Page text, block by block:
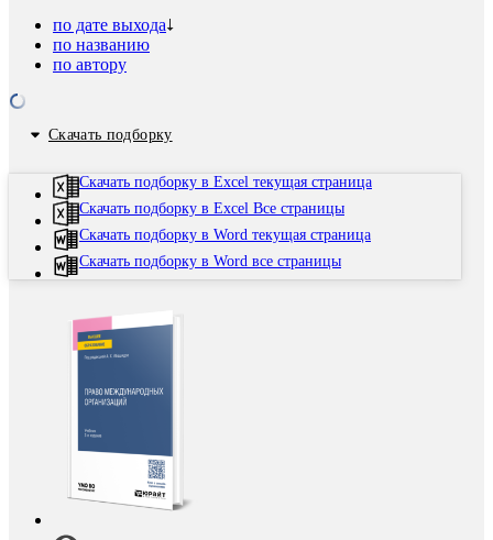
по дате выхода
по названию
по автору
Скачать подборку
Скачать подборку в Excel текущая страница
Скачать подборку в Excel Все страницы
Скачать подборку в Word текущая страница
Скачать подборку в Word все страницы